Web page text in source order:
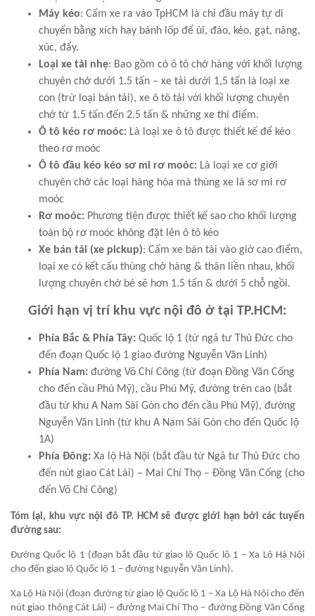
Máy kéo: Cấm xe ra vào TpHCM là chỉ đầu máy tự di
chuyển bằng xích hay bánh lốp để ủi, đào, kéo, gạt, nâng,
xúc, đẩy.
Loại xe tải nhẹ: Bao gồm có ô tô chở hàng với khối lượng
chuyên chở dưới 1.5 tấn – xe tải dưới 1,5 tấn là loại xe
con (trừ loại bán tải), xe ô tô tải với khối lượng chuyên
chở từ 1.5 tấn đến 2.5 tấn & những xe thí điểm.
Ô tô kéo rơ moóc: Là loại xe ô tô được thiết kế để kéo
theo rơ moóc
Ô tô đầu kéo kéo sơ mi rơ moóc: Là loại xe cơ giới
chuyên chở các loại hàng hóa mà thùng xe là sơ mi rơ
moóc
Rơ moóc: Phương tiện được thiết kế sao cho khối lượng
toàn bộ rơ moóc không đặt lên ô tô kéo
Xe bán tải (xe pickup): Cấm xe bán tải vào giờ cao điểm,
loại xe có kết cấu thùng chở hàng & thân liền nhau, khối
lượng chuyên chở bé sẽ hơn 1.5 tấn & dưới 5 chỗ ngồi.
Giới hạn vị trí khu vực nội đô ở tại TP.HCM:
Phía Bắc & Phía Tây: Quốc lộ 1 (từ ngã tư Thủ Đức cho
đến đoạn Quốc lộ 1 giao đường Nguyễn Văn Linh)
Phía Nam: đường Võ Chí Công (từ đoạn Đồng Văn Cống
cho đến cầu Phú Mỹ), cầu Phú Mỹ, đường trên cao (bắt
đầu từ khu A Nam Sài Gòn cho đến cầu Phú Mỹ), đường
Nguyễn Văn Linh (từ khu A Nam Sài Gòn cho đến Quốc lộ
1A)
Phía Đông: Xa lộ Hà Nội (bắt đầu từ Ngã tư Thủ Đức cho
đến nút giao Cát Lái) – Mai Chí Thọ – Đồng Văn Cống (cho
đến Võ Chí Công)
Tóm lại, khu vực nội đô TP. HCM sẽ được giới hạn bởi các tuyến
đường sau:
Đường Quốc lộ 1 (đoạn bắt đầu từ giao lộ Quốc lộ 1 – Xa Lộ Hà Nội
cho đến giao lộ Quốc lộ 1 – đường Nguyễn Văn Linh).
Xa Lộ Hà Nội (đoạn đường từ giao lộ Quốc lộ 1 – Xa Lộ Hà Nội cho đến
nút giao thông Cát Lái) – đường Mai Chí Thọ – đường Đồng Văn Cống